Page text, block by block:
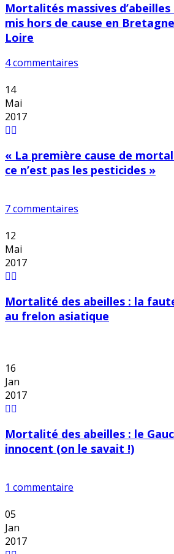
Mortalités massives
mis hors de cause en
Loire
4 commentaires
14
Mai
2017
« La première cause de
ce n’est pas les pesticides »
7 commentaires
12
Mai
2017
Mortalité des abeilles : la
au frelon asiatique
16
Jan
2017
Mortalité des abeilles : le
innocent (on le savait !)
1 commentaire
05
Jan
2017